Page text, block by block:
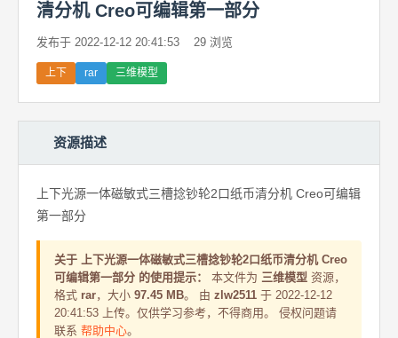
清分机 Creo可编辑第一部分
发布于 2022-12-12 20:41:53 29 浏览
上下 rar 三维模型
资源描述
上下光源一体磁敏式三槽捻钞轮2口纸币清分机 Creo可编辑
第一部分
关于 上下光源一体磁敏式三槽捻钞轮2口纸币清分机 Creo
可编辑第一部分 的使用提示：
本文件为 三维模型 资源，
格式 rar，大小 97.45 MB。 由 zlw2511 于 2022-12-12
20:41:53 上传。仅供学习参考，不得商用。 侵权问题请
联系 帮助中心。